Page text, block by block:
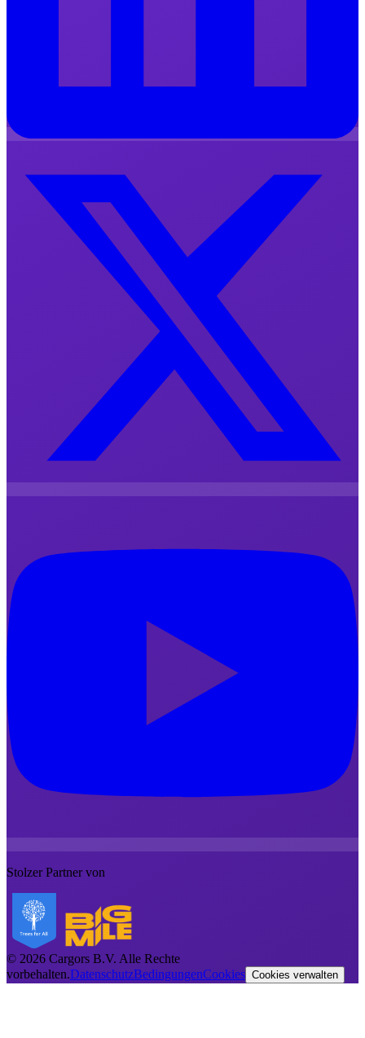
Stolzer Partner von
© 2026 Cargors B.V. Alle Rechte
vorbehalten.DatenschutzBedingungenCookies Cookies verwalten